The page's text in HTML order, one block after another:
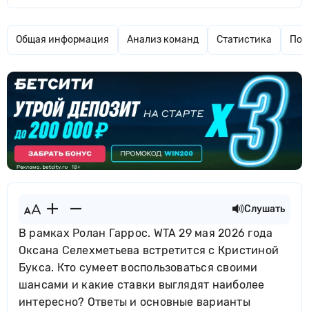
Общая информация Анализ команд Статистика
Слушать
В рамках Ролан Гаррос. WTA 29 мая 2026 года
Оксана Селехметьева встретится с Кристиной
Букса. Кто сумеет воспользоваться своими
шансами и какие ставки выглядят наиболее
интересно? Ответы и основные варианты